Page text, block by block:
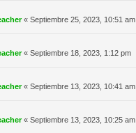
« Septiembre 25, 2023, 10:51 am
« Septiembre 18, 2023, 1:12 pm
« Septiembre 13, 2023, 10:41 am
« Septiembre 13, 2023, 10:25 am